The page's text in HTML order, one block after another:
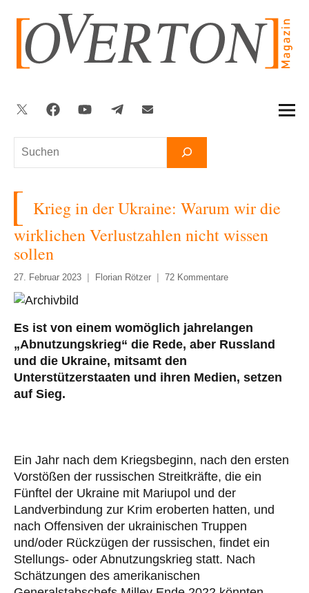
springen
Suchen
Twitter FacebookYouTubeTelegram
Krieg in der Ukraine: Warum wir die
wirklichen Verlustzahlen nicht wissen
sollen
27. Februar 2023 Florian Rötzer 72 Kommentare
Es ist von einem womöglich jahrelangen
„Abnutzungskrieg“ die Rede, aber Russland
und die Ukraine, mitsamt den
Unterstützerstaaten und ihren Medien, setzen
auf Sieg.
Ein Jahr nach dem Kriegsbeginn, nach den ersten
Vorstößen der russischen Streitkräfte, die ein
Fünftel der Ukraine mit Mariupol und der
Landverbindung zur Krim eroberten hatten, und
nach Offensiven der ukrainischen Truppen
und/oder Rückzügen der russischen, findet ein
Stellungs- oder Abnutzungskrieg statt. Nach
Schätzungen des amerikanischen